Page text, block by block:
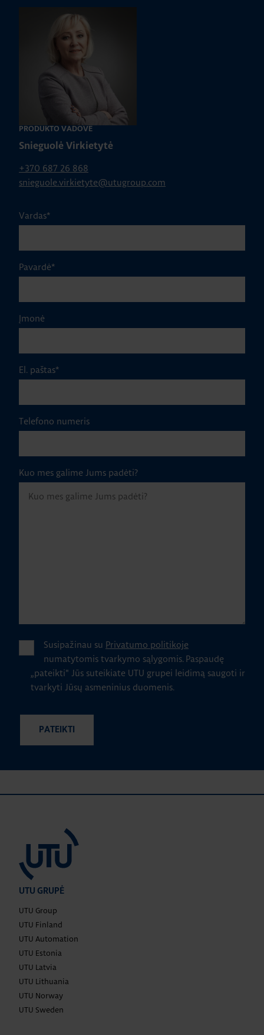
PRODUKTO VADOVĖ
Snieguolė Virkietytė
+370 687 26 868
snieguole.virkietyte@utugroup.com
Vardas*
Pavardė*
Įmonė
El. paštas*
Telefono numeris
Kuo mes galime Jums padėti?
Susipažinau su Privatumo politikoje
numatytomis tvarkymo sąlygomis. Paspaudę
„pateikti" Jūs suteikiate UTU grupei leidimą saugoti ir
tvarkyti Jūsų asmeninius duomenis.
UTU GRUPĖ
UTU Group
UTU Finland
UTU Automation
UTU Estonia
UTU Latvia
UTU Lithuania
UTU Norway
UTU Sweden